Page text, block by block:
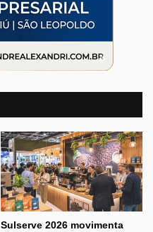
Sulserve 2026 movimenta